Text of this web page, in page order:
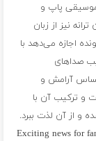
موسیقی پاپ و
نیز از زبان
اجازه می‌دهد با
صداهای
آرامش و
و ترکیب آن با
و از آن لذت ببرد.
Exciting news for